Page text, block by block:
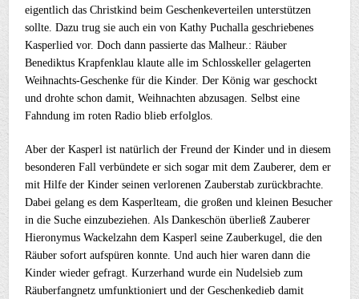
eigentlich das Christkind beim Geschenkeverteilen unterstützen
sollte. Dazu trug sie auch ein von Kathy Puchalla geschriebenes
Kasperlied vor. Doch dann passierte das Malheur.: Räuber
Benediktus Krapfenklau klaute alle im Schlosskeller gelagerten
Weihnachts-Geschenke für die Kinder. Der König war geschockt
und drohte schon damit, Weihnachten abzusagen. Selbst eine
Fahndung im roten Radio blieb erfolglos.
Aber der Kasperl ist natürlich der Freund der Kinder und in diesem
besonderen Fall verbündete er sich sogar mit dem Zauberer, dem er
mit Hilfe der Kinder seinen verlorenen Zauberstab zurückbrachte.
Dabei gelang es dem Kasperlteam, die großen und kleinen Besucher
in die Suche einzubeziehen. Als Dankeschön überließ Zauberer
Hieronymus Wackelzahn dem Kasperl seine Zauberkugel, die den
Räuber sofort aufspüren konnte. Und auch hier waren dann die
Kinder wieder gefragt. Kurzerhand wurde ein Nudelsieb zum
Räuberfangnetz umfunktioniert und der Geschenkedieb damit